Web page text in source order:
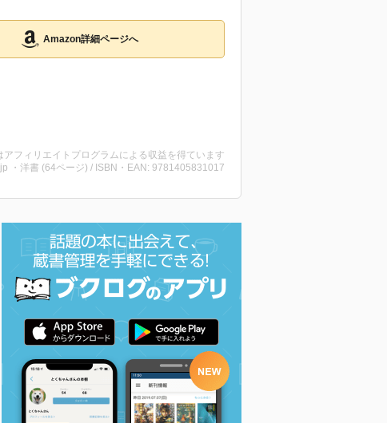
Amazon詳細ページへ
アフィリエイトプログラムによる収益を得ています
・洋書 (64ページ) / ISBN・EAN: 9781405831017